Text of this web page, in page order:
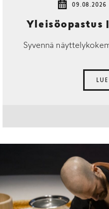
09.08.2026
Yleisöopastus
Syvennä